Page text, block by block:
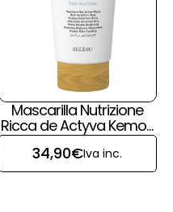
Mascarilla Nutrizione
Ricca de Actyva Kemon
para pelucas y prótesis
capilares
34,90€Iva inc.